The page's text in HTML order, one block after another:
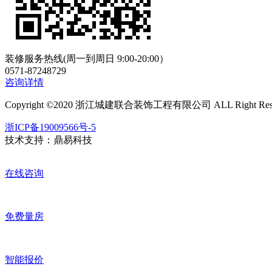
装修服务热线(周一到周日 9:00-20:00）
0571-87248729
咨询详情
Copyright ©2020 浙江城建联合装饰工程有限公司 ALL Right
浙ICP备19009566号-5
技术支持： 鼎易科技
在线咨询
免费量房
智能报价